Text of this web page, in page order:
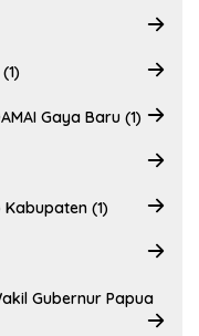
Gaya Baru (1)
(1)
Gubernur Papua